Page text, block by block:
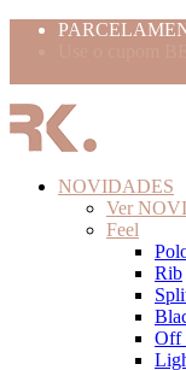
NOVIDADES
Ver
Feel
Rib
Off